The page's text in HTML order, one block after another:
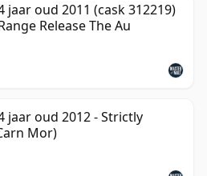
jaar oud 2011 (cask 312219)
Release The Au
jaar oud 2012 - Strictly
Mor)